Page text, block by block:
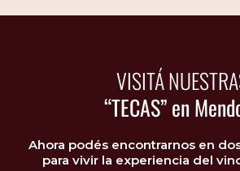
VISITÁ
“TECAS” en
Ahora podés encontrarnos en
para vivir la experiencia del